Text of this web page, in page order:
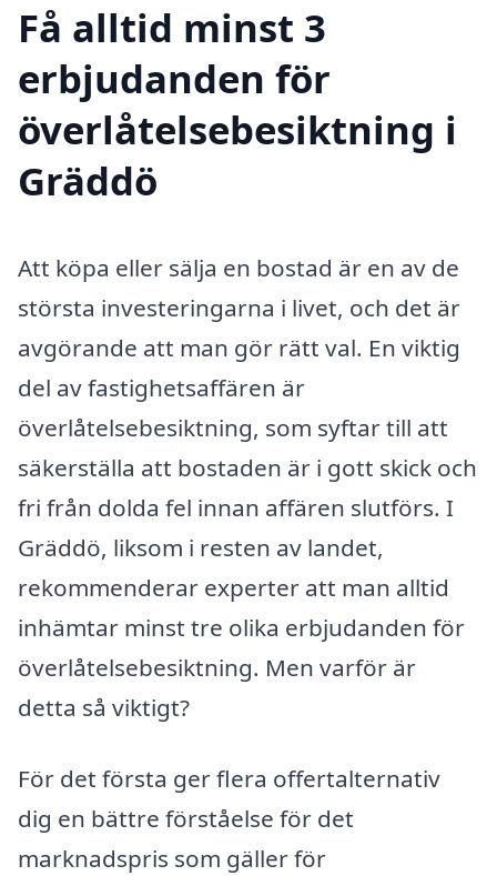
Få alltid minst 3
erbjudanden för
överlåtelsebesiktning i
Gräddö
Att köpa eller sälja en bostad är en av de
största investeringarna i livet, och det är
avgörande att man gör rätt val. En viktig
del av fastighetsaffären är
överlåtelsebesiktning, som syftar till att
säkerställa att bostaden är i gott skick och
fri från dolda fel innan affären slutförs. I
Gräddö, liksom i resten av landet,
rekommenderar experter att man alltid
inhämtar minst tre olika erbjudanden för
överlåtelsebesiktning. Men varför är
detta så viktigt?
För det första ger flera offertalternativ
dig en bättre förståelse för det
marknadspris som gäller för